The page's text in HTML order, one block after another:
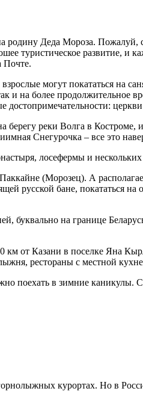
Деда Мороза. Пожалуй,
туристическое развитие, и
Почте.
могут покататься на
и на более продолжительное
реки Волга в Костроме,
Снегурочка – все это
лосефермы и
(Морозец). А
русской бане, покататься
буквально на границе
от Казани в поселке Яна
рестораны с местной
поехать в зимние
курортах. Но в